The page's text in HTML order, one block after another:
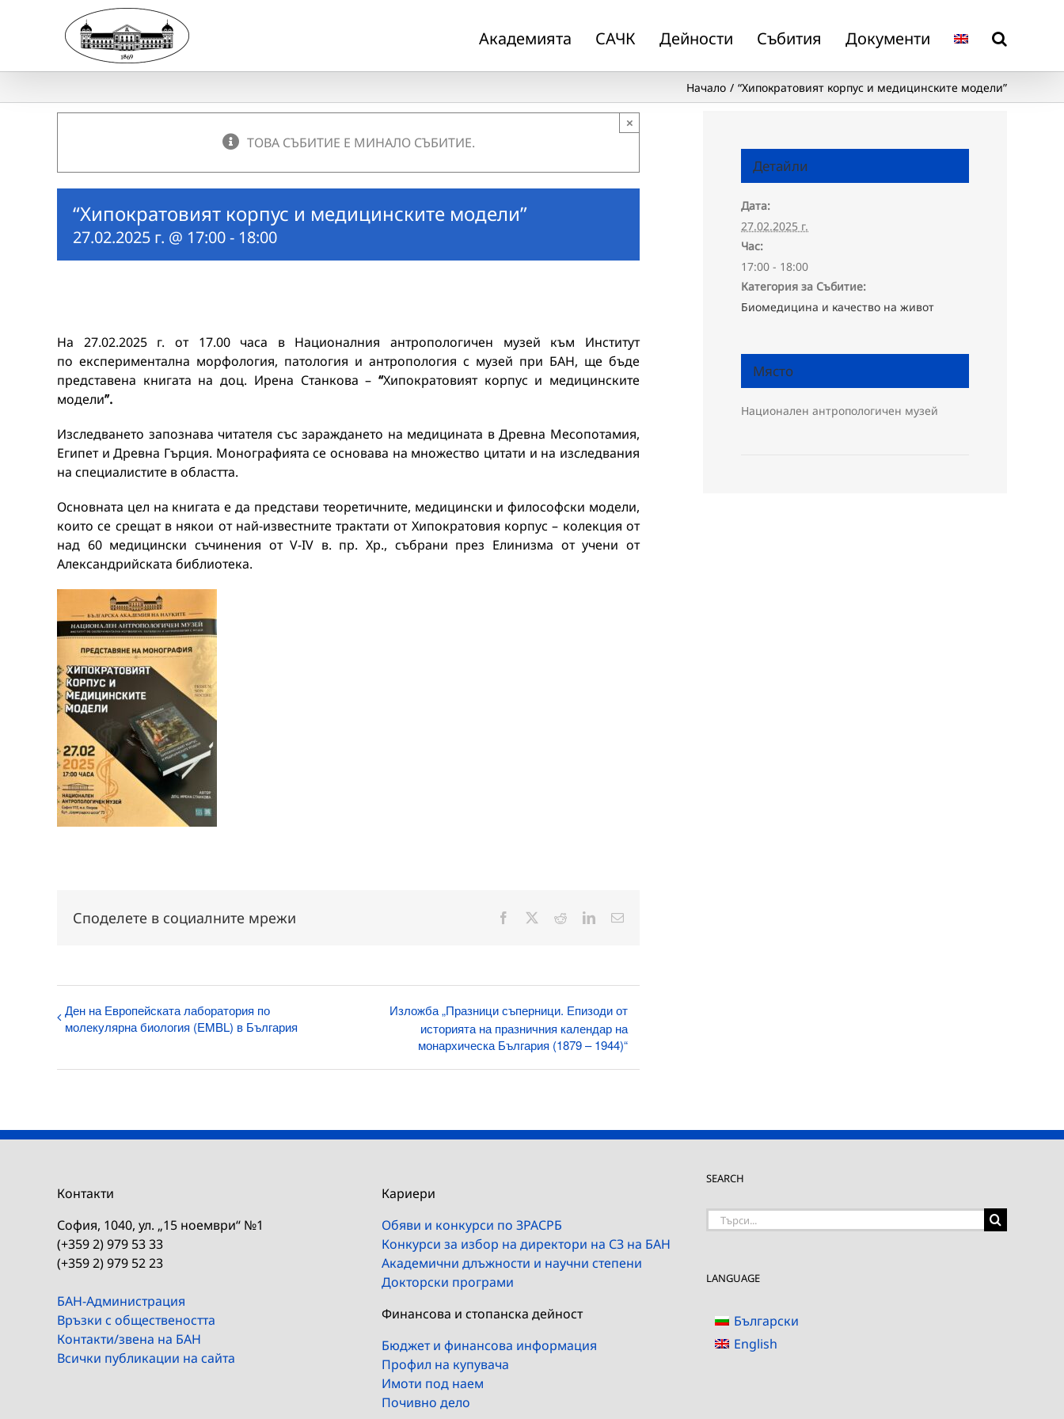
Академията САЧК Дейности Събития Документи
Начало “Хипократовият корпус и медицинските модели”
ТОВА СЪБИТИЕ Е МИНАЛО СЪБИТИЕ.
×
“Хипократовият корпус и медицинските модели”
27.02.2025 г. @ 17:00- 18:00
На 27.02.2025 г. от 17.00 часа в Националния антропологичен музей към Институт
по експериментална морфология, патология и антропология с музей при БАН, ще бъде
представена книгата на доц. Ирена Станкова – “Хипократовият корпус и медицинските
модели”.
Изследването запознава читателя със зараждането на медицината в Древна Месопотамия,
Египет и Древна Гърция. Монографията се основава на множество цитати и на изследвания
на специалистите в областта.
Основната цел на книгата е да представи теоретичните, медицински и философски модели,
които се срещат в някои от най-известните трактати от Хипократовия корпус – колекция от
над 60 медицински съчинения от V-IV в. пр. Хр., събрани през Елинизма от учени от
Александрийската библиотека.
Споделете в социалните мрежи Facebook RedditLinkedInЕлектронна
Ден на Европейската лаборатория по
молекулярна биология (EMBL) в България
Изложба „Празници съперници. Епизоди от
историята на празничния календар на
монархическа България (1879 – 1944)“
Детайли
Дата:
27.02.2025 г.
Час:
17:00 - 18:00
Категория за Събитие:
Биомедицина и качество на живот
Място
Национален антропологичен музей
Контакти
София, 1040, ул. „15 ноември“ №1
(+359 2) 979 53 33
(+359 2) 979 52 23
БАН-Администрация
Връзки с обществеността
Контакти/звена на БАН
Всички публикации на сайта
Кариери
Обяви и конкурси по ЗРАСРБ
Конкурси за избор на директори на СЗ на БАН
Академични длъжности и научни степени
Докторски програми
Финансова и стопанска дейност
Бюджет и финансова информация
Профил на купувача
Имоти под наем
Почивно дело
SEARCH
Търсене
LANGUAGE
Български
English